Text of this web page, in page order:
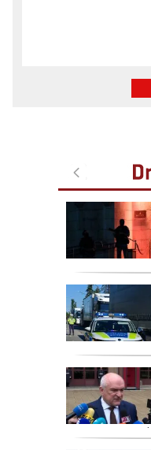
възложените от